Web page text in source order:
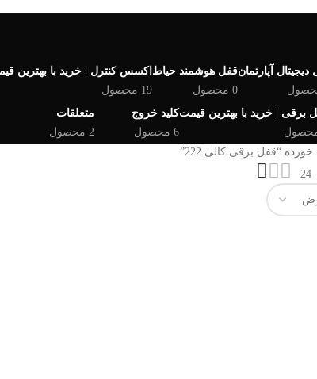
دیجیتال آپارتمانقفل هوشمند حیاط
0 محصول
اکسس کنترل | خرید با بهترین
19 محصول
برقی | خرید با بهترین قیمتکلید خروج
6 محصول
متعلقات
2 محصول
“قفل برقی کالی 222”
24